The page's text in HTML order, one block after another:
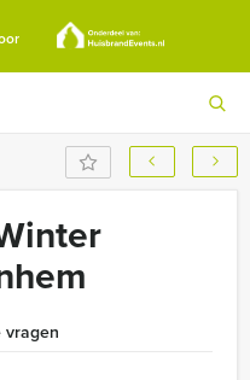
vragen